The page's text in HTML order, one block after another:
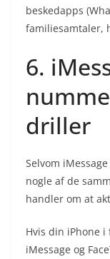
beskedapps
familiesamtaler,
6.
driller
Selvom
nogle af de
handler om at
Hvis din iPhone
iMessage og